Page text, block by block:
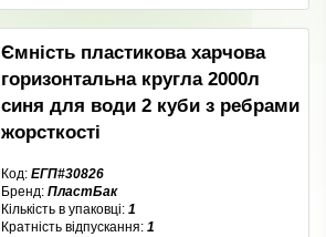
Ємність пластикова харчова
горизонтальна кругла 2000л
синя для води 2 куби з ребрами
жорсткості
Код: ЕГП#30826
Бренд: ПластБак
Кількість в упаковці: 1
Кратність відпускання: 1